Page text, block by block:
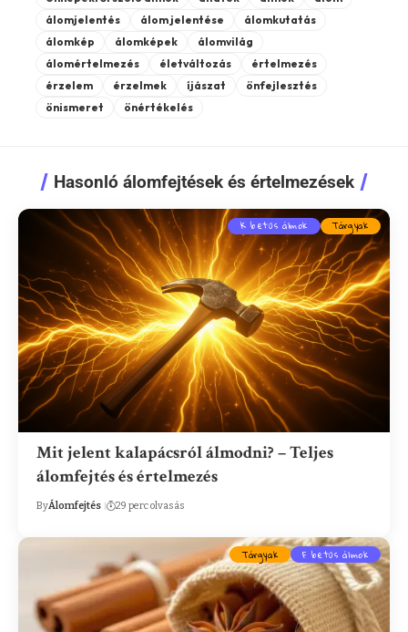
álomjelentés
álom jelentése
álomkutatás
álomkép
álomképek
álomvilág
álomértelmezés
életváltozás
értelmezés
érzelem
érzelmek íjászat
önfejlesztés
önismeret
önértékelés
Hasonló álomfejtések és értelmezések
K betűs álmok Tárgyak
Mit jelent kalapácsról álmodni? – Teljes
álomfejtés és értelmezés
ByÁlomfejtés 29 perc olvasás
Tárgyak F betűs álmok